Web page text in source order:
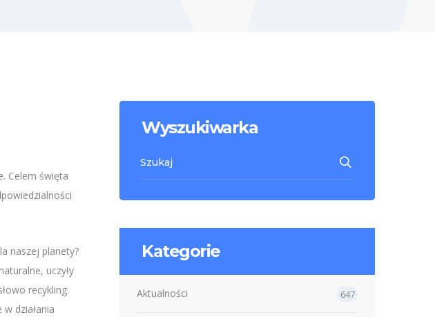
Celem święta
naszej planety?
uczyły
recykling.
działania
Wyszukiwarka
Kategorie
Aktualności 647